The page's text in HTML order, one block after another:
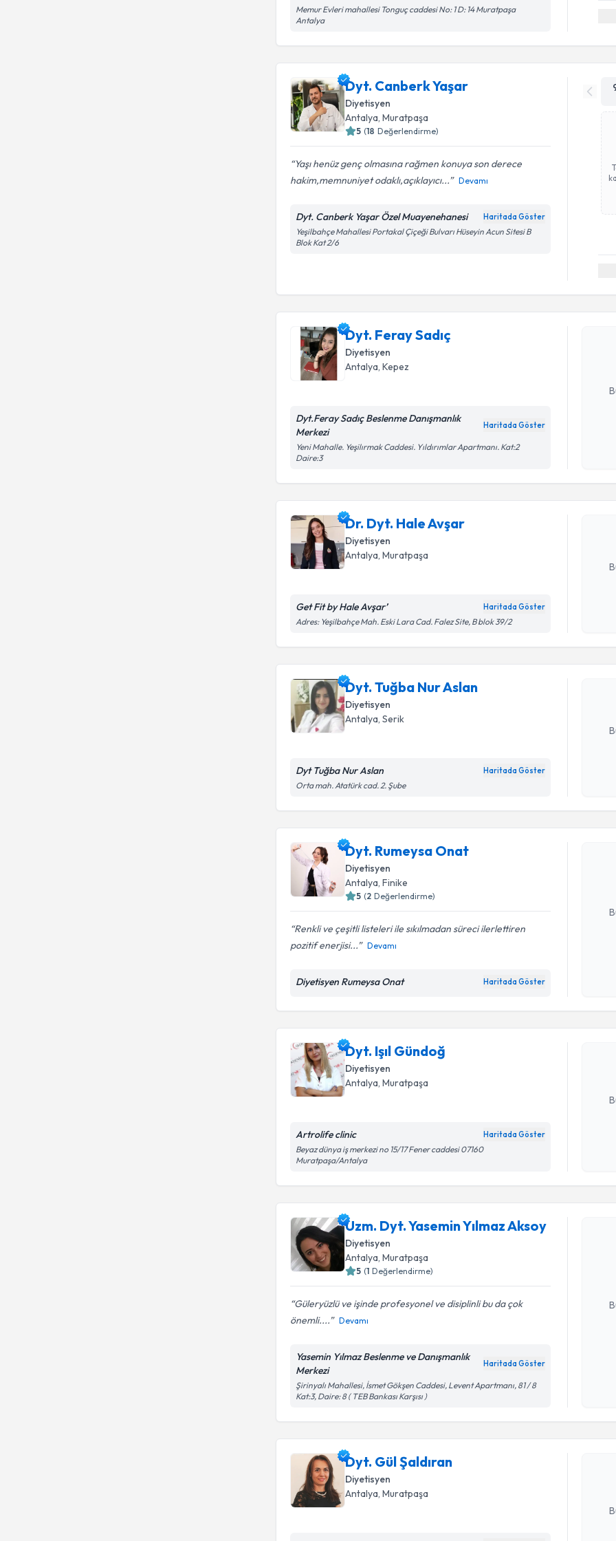
Memur Evleri mahallesi Tonguç caddesi No: 1 D: 14 Muratpaşa
Antalya
Dyt. Canberk Yaşar
Diyetisyen
Antalya, Muratpaşa
5 (18 Değerlendirme)
Yaşı henüz genç olmasına rağmen konuya son derece
hakim,memnuniyet odaklı,açıklayıcı...
Devamı
Dyt. Canberk Yaşar Özel Muayenehanesi Haritada Göster
Yeşilbahçe Mahallesi Portakal Çiçeği Bulvarı Hüseyin Acun Sitesi B
Blok Kat 2/6
Dyt. Feray Sadıç
Diyetisyen
Antalya , Kepez
Dyt.Feray Sadıç Beslenme Danışmanlık
Merkezi
Haritada Göster
Yeni Mahalle. Yeşilırmak Caddesi. Yıldırımlar Apartmanı. Kat:2
Daire:3
Dr. Dyt. Hale Avşar
Diyetisyen
Antalya , Muratpaşa
Get Fit by Hale Avşar’ Haritada Göster
Adres: Yeşilbahçe Mah. Eski Lara Cad. Falez Site, B blok 39/2
Dyt. Tuğba Nur Aslan
Diyetisyen
Antalya , Serik
Dyt Tuğba Nur Aslan Haritada Göster
Orta mah. Atatürk cad. 2. Şube
Dyt. Rumeysa Onat
Diyetisyen
Antalya , Finike
5 (2 Değerlendirme)
Renkli ve çeşitli listeleri ile sıkılmadan süreci ilerlettiren
pozitif enerjisi...
Devamı
Diyetisyen Rumeysa Onat Haritada Göster
Randevu
Dyt. Işıl Gündoğ
Diyetisyen
Antalya , Muratpaşa
Artrolife clinic Haritada Göster
Beyaz dünya iş merkezi no 15/17 Fener caddesi 07160
Muratpaşa/Antalya
Dyt. Işıl
uzmandan
Uzm. Dyt. Yasemin Yılmaz Aksoy
Diyetisyen
Antalya , Muratpaşa
5 (1 Değerlendirme)
Güleryüzlü ve işinde profesyonel ve disiplinli bu da çok
önemli....
Devamı
Yasemin Yılmaz Beslenme ve Danışmanlık
Merkezi
Haritada Göster
Şirinyalı Mahallesi, İsmet Gökşen Caddesi, Levent Apartmanı, 81 / 8
Kat:3, Daire: 8 ( TEB Bankası Karşısı )
Randevu
Dyt. Gül Şaldıran
Diyetisyen
Antalya , Muratpaşa
Dyt. Gül
uzmandan